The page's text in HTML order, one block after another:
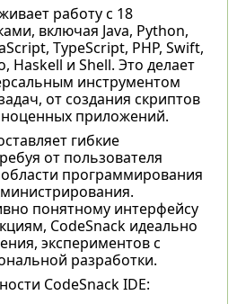
работу с 18
включая Java, Python,
TypeScript, PHP, Swift,
Haskell и Shell. Это делает
инструментом
от создания скриптов
приложений.
гибкие
от пользователя
программирования
понятному интерфейсу
CodeSnack идеально
экспериментов с
разработки.
CodeSnack IDE: